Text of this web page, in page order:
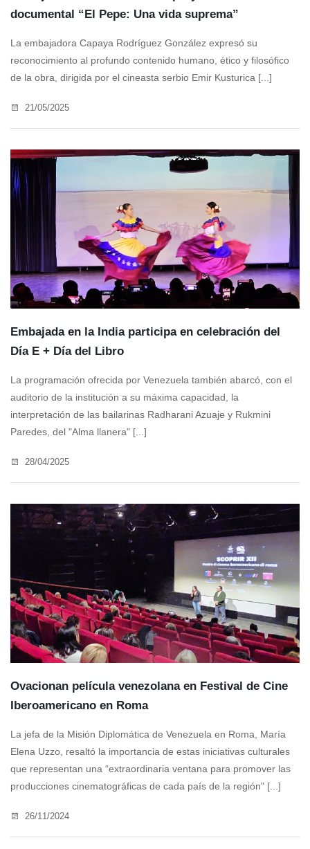
documental “El Pepe: Una vida suprema”
La embajadora Capaya Rodríguez González expresó su
reconocimiento al profundo contenido humano, ético y filosófico
de la obra, dirigida por el cineasta serbio Emir Kusturica [...]
21/05/2025
Embajada en la India participa en celebración del
Día E + Día del Libro
La programación ofrecida por Venezuela también abarcó, con el
auditorio de la institución a su máxima capacidad, la
interpretación de las bailarinas Radharani Azuaje y Rukmini
Paredes, del "Alma llanera" [...]
28/04/2025
Ovacionan película venezolana en Festival de Cine
Iberoamericano en Roma
La jefa de la Misión Diplomática de Venezuela en Roma, María
Elena Uzzo, resaltó la importancia de estas iniciativas culturales
que representan una “extraordinaria ventana para promover las
producciones cinematográficas de cada país de la región" [...]
26/11/2024